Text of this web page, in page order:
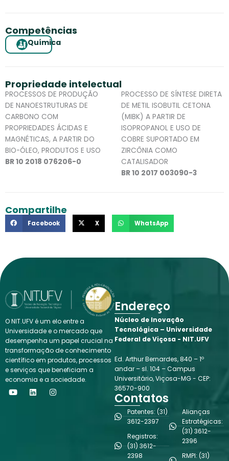
Competências
Química
Propriedade intelectual
PROCESSOS DE PRODUÇÃO
DE NANOESTRUTURAS DE
CARBONO COM
PROPRIEDADES ÁCIDAS E
MAGNÉTICAS, A PARTIR DO
BIO-ÓLEO, PRODUTOS E USO
BR 10 2018 076206-0
PROCESSO DE SÍNTESE DIRETA
DE METIL ISOBUTIL CETONA
(MIBK) A PARTIR DE
ISOPROPANOL E USO DE
COBRE SUPORTADO EM
ZIRCÔNIA COMO
CATALISADOR
BR 10 2017 003090-3
Compartilhe
Facebook X WhatsApp
O NIT.UFV é um elo entre a
Universidade e o mercado que
desempenha um papel crucial na
transformação de conhecimento
científico em produtos, processos
e serviços que beneficiam a
economia e a sociedade.
Y
o
L
i
I
n
Endereço
Núcleo de Inovação
Tecnológica – Universidade
Federal de Viçosa - NIT.UFV
Ed. Arthur Bernardes, 840 – 1º
andar – sl. 104 – Campus
Universitário, Viçosa-MG - CEP:
36570-900
Contatos
Patentes: (31)
3612-2397
Registros:
(31) 3612-
2398
Alianças
Estratégicas:
(31) 3612-
2396
RMPI: (31)